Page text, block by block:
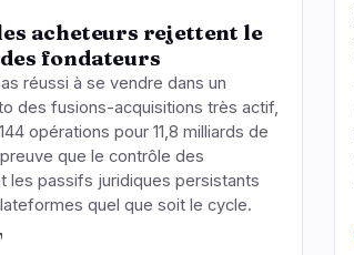
acheteurs rejettent le
fondateurs
réussi à se vendre dans un
des fusions-acquisitions très actif,
opérations pour 11,8 milliards de
que le contrôle des
les passifs juridiques persistants
quel que soit le cycle.